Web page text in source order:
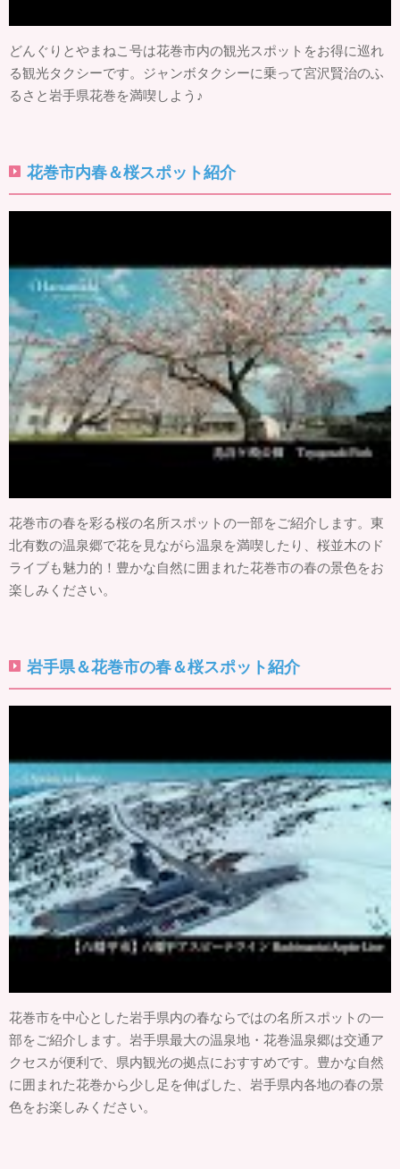
どんぐりとやまねこ号は花巻市内の観光スポットをお得に巡れ
る観光タクシーです。ジャンボタクシーに乗って宮沢賢治のふ
るさと岩手県花巻を満喫しよう♪
花巻市内春＆桜スポット紹介
花巻市の春を彩る桜の名所スポットの一部をご紹介します。東
北有数の温泉郷で花を見ながら温泉を満喫したり、桜並木のド
ライブも魅力的！豊かな自然に囲まれた花巻市の春の景色をお
楽しみください。
岩手県＆花巻市の春＆桜スポット紹介
花巻市を中心とした岩手県内の春ならではの名所スポットの一
部をご紹介します。岩手県最大の温泉地・花巻温泉郷は交通ア
クセスが便利で、県内観光の拠点におすすめです。豊かな自然
に囲まれた花巻から少し足を伸ばした、岩手県内各地の春の景
色をお楽しみください。